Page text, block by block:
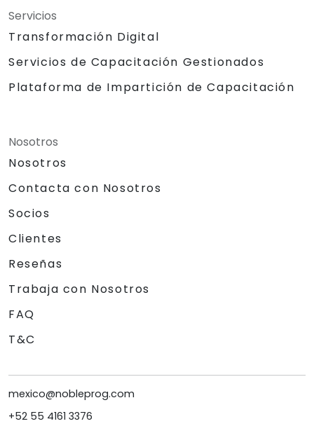
Servicios
Transformación Digital
Servicios de Capacitación Gestionados
Plataforma de Impartición de Capacitación
Nosotros
Nosotros
Contacta con Nosotros
Socios
Clientes
Reseñas
Trabaja con Nosotros
FAQ
T&C
mexico@nobleprog.com
+52 55 4161 3376